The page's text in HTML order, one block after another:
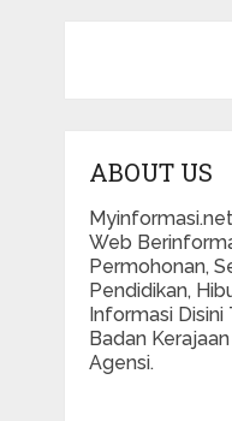
ABOUT US
Web
Permohonan,
Pendidikan,
Informasi Disini
Badan
Agensi.